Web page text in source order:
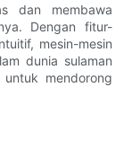
dan membawa
Dengan fitur-
mesin-mesin
dunia sulaman
mendorong